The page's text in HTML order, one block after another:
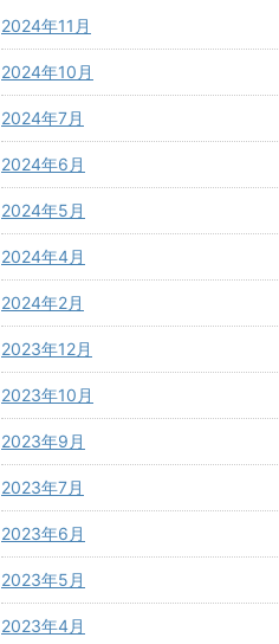
2024年11月
2024年10月
2024年7月
2024年6月
2024年5月
2024年4月
2024年2月
2023年12月
2023年10月
2023年9月
2023年7月
2023年6月
2023年5月
2023年4月